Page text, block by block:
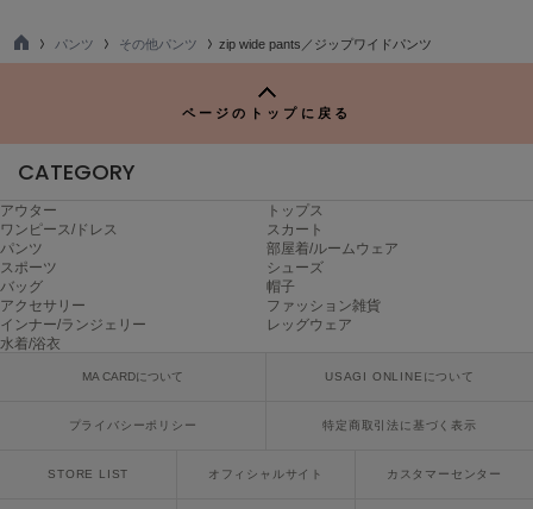
PUMA
Reebok
SALOMON
サロモン
sanrio house
セサミストリートマーケット
SHAKA
TO
パンツ その他パンツ zip wide pants／ジップワイドパンツ
ページのトップに戻る
CATEGORY
アウター
トップス
ワンピース/ドレス
スカート
パンツ
部屋着/ルームウェア
スポーツ
シューズ
バッグ
帽子
アクセサリー
ファッション雑貨
インナー/ランジェリー
レッグウェア
水着/浴衣
MA CARDについて USAGI ONLINEについて
プライバシーポリシー 特定商取引法に基づく表示
STORE LIST オフィシャルサイト カスタマーセンター